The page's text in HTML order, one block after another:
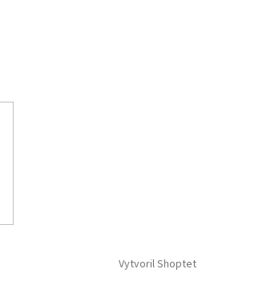
Vytvoril Shoptet